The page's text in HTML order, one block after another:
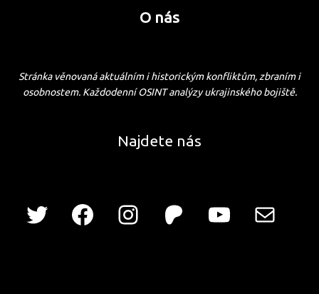
O nás
Stránka věnovaná aktuálním i historickým konfliktům, zbraním i
osobnostem. Každodenní OSINT analýzy ukrajinského bojiště.
Najdete nás